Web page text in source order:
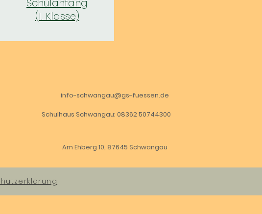
Schulanfang
(1. Klasse)
info-schwangau@gs-fuessen.de
Schulhaus Schwangau: 08362 50744300
Am Ehberg 10, 87645 Schwangau